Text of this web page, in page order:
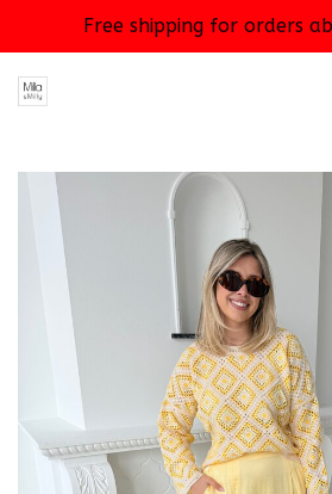
Free shipping for orders